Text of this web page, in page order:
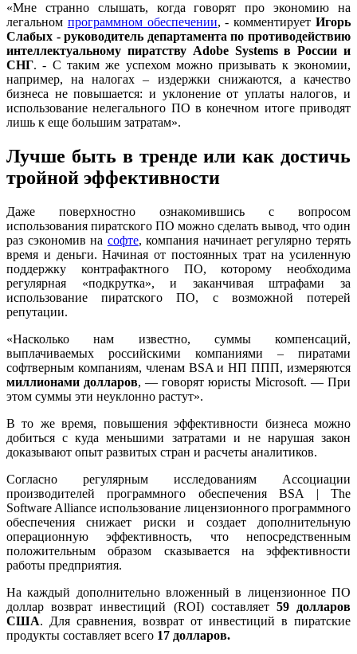
«Мне странно слышать, когда говорят про экономию на
легальном программном обеспечении, - комментируетИгорь
Слабых - руководитель департамента по противодействию
интеллектуальному пиратству Adobe Systems в России и
СНГ. - С таким же успехом можно призывать к экономии,
например, на налогах – издержки снижаются, а качество
бизнеса не повышается: и уклонение от уплаты налогов, и
использование нелегального ПО в конечном итоге приводят
лишь к еще большим затратам».
Лучше быть в тренде или как достичь
тройной эффективности
Даже поверхностно ознакомившись с вопросом
использования пиратского ПО можно сделать вывод, что один
раз сэкономив на софте, компания начинает регулярно терять
время и деньги. Начиная от постоянных трат на усиленную
поддержку контрафактного ПО, которому необходима
регулярная «подкрутка», и заканчивая штрафами за
использование пиратского ПО, с возможной потерей
репутации.
«Насколько нам известно, суммы компенсаций,
выплачиваемых российскими компаниями – пиратами
софтверным компаниям, членам BSA и НП ППП, измеряются
миллионами долларов, — говорят юристы Microsoft. — При
этом суммы эти неуклонно растут».
В то же время, повышения эффективности бизнеса можно
добиться с куда меньшими затратами и не нарушая закон
доказывают опыт развитых стран и расчеты аналитиков.
Согласно регулярным исследованиям Ассоциации
производителей программного обеспечения BSA | The
Software Alliance использование лицензионного программного
обеспечения снижает риски и создает дополнительную
операционную эффективность, что непосредственным
положительным образом сказывается на эффективности
работы предприятия.
На каждый дополнительно вложенный в лицензионное ПО
доллар возврат инвестиций (ROI) составляет 59 долларов
США. Для сравнения, возврат от инвестиций в пиратские
продукты составляет всего 17 долларов.